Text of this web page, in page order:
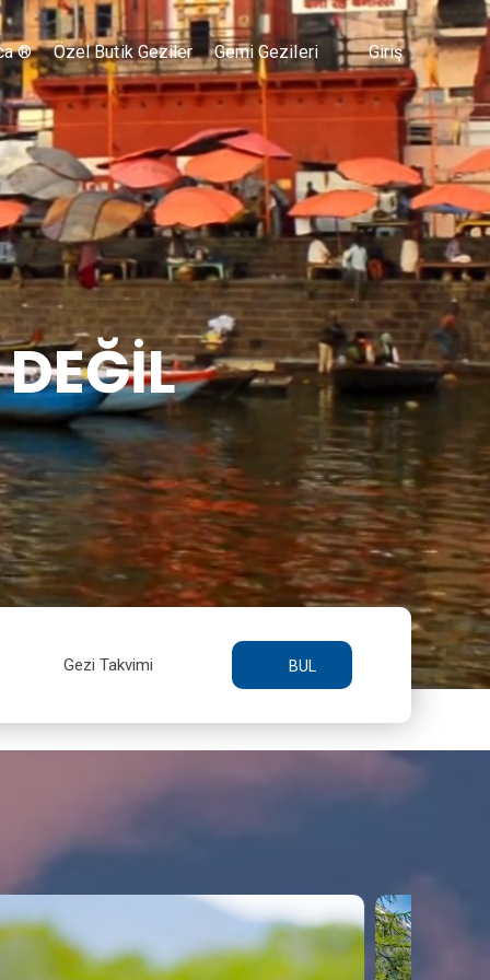
® Özel Butik Geziler Gemi Gezileri Giriş
Gezi Takvimi BUL